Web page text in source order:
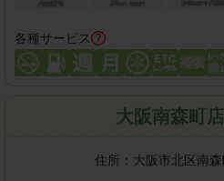
各種サービス
大阪南森町店
住所： 大阪市北区南